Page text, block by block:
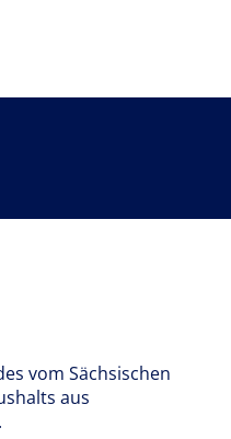
vom Sächsischen
aus